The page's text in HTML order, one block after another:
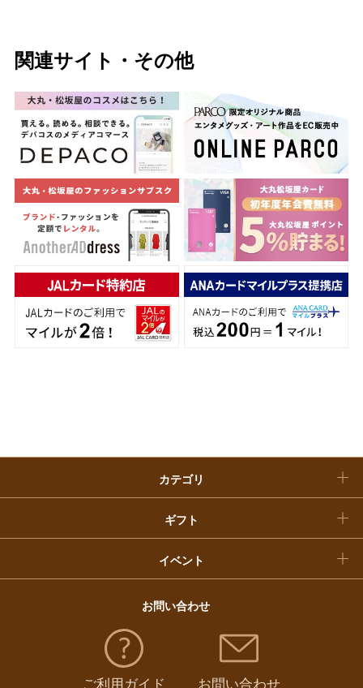
関連サイト・その他
カテゴリ
フード＆スイーツ
ビューティー
ファッション
ホーム＆インテリア
ベビー＆キッズ
ギフト
大丸・松坂屋のギフト
出産内祝い
結婚内祝い
お香典返し
快気祝い
イベント
バレンタインチョコレート
ホワイトデー
母の日
父の日
お中元
敬老の日
福袋
お問い合わせ
ご利用ガイド お問い合わせ